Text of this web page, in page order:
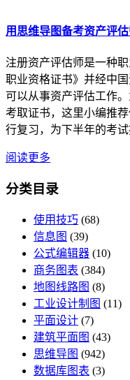
用思维导图备考资产评估
注册资产评估师是一种
职业资格证书》并经中
可以从事资产评估工作
考取证书，这里小编推
行复习，为下半年的考
阅读更多
分类目录
使用技巧 (68)
信息图 (39)
公式编辑器 (10)
商务图表 (384)
地图线路图 (8)
工业设计制图 (11)
平面设计 (7)
建筑平面图 (43)
思维导图 (942)
数据库图表 (3)